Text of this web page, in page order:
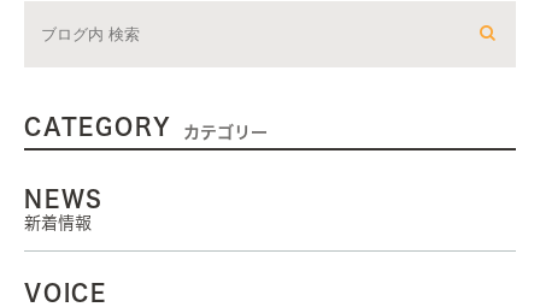
CATEGORY カテゴリー
NEWS
新着情報
VOICE